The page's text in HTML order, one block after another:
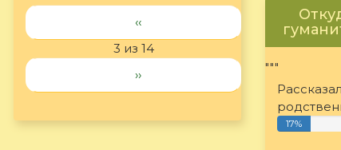
‹‹
3 из 14
››
"""
17%